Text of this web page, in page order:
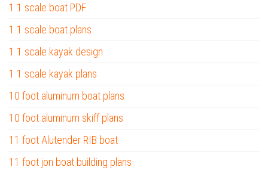
1 1 scale boat PDF
1 1 scale boat plans
1 1 scale kayak design
1 1 scale kayak plans
10 foot aluminum boat plans
10 foot aluminum skiff plans
11 foot Alutender RIB boat
11 foot jon boat building plans